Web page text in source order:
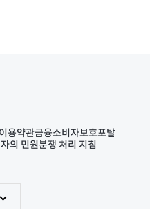
이용약관금융소비자보호포탈
의 민원분쟁 처리 지침